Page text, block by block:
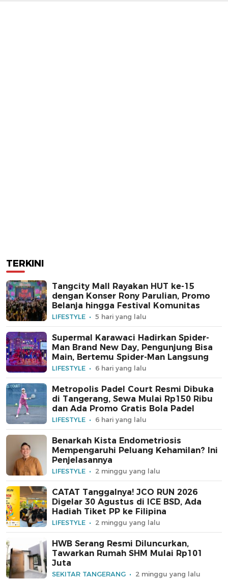
TERKINI
Tangcity Mall Rayakan HUT ke-15
dengan Konser Rony Parulian, Promo
Belanja hingga Festival Komunitas
LIFESTYLE 5 hari yang lalu
Supermal Karawaci Hadirkan Spider-
Man Brand New Day, Pengunjung Bisa
Main, Bertemu Spider-Man Langsung
LIFESTYLE 6 hari yang lalu
Metropolis Padel Court Resmi Dibuka
di Tangerang, Sewa Mulai Rp150 Ribu
dan Ada Promo Gratis Bola Padel
LIFESTYLE 6 hari yang lalu
Benarkah Kista Endometriosis
Mempengaruhi Peluang Kehamilan? Ini
Penjelasannya
LIFESTYLE 2 minggu yang lalu
CATAT Tanggalnya! JCO RUN 2026
Digelar 30 Agustus di ICE BSD, Ada
Hadiah Tiket PP ke Filipina
LIFESTYLE 2 minggu yang lalu
HWB Serang Resmi Diluncurkan,
Tawarkan Rumah SHM Mulai Rp101
Juta
SEKITAR TANGERANG 2 minggu yang lalu